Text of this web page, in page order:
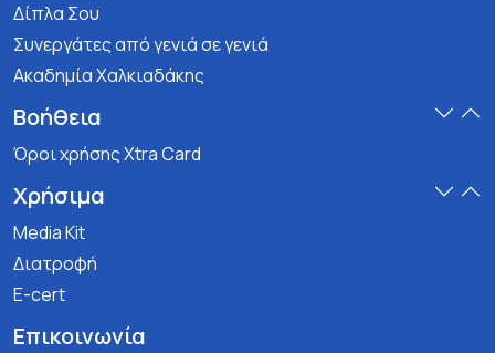
Δίπλα Σου
Συνεργάτες από γενιά σε γενιά
Ακαδημία Χαλκιαδάκης
Βοήθεια
Όροι χρήσης Xtra Card
Χρήσιμα
Media Kit
Διατροφή
E-cert
Επικοινωνία